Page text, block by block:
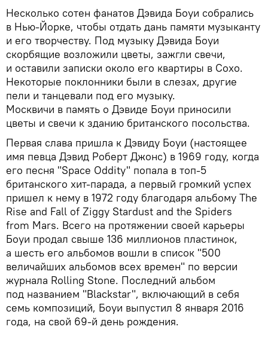
Несколько сотен фанатов Дэвида Боуи собрались
в Нью-Йорке, чтобы отдать дань памяти музыканту
и его творчеству. Под музыку Дэвида Боуи
скорбящие возложили цветы, зажгли свечи,
и оставили записки около его квартиры в Сохо.
Некоторые поклонники были в слезах, другие
пели и танцевали под его музыку.
Москвичи в память о Дэвиде Боуи приносили
цветы и свечи к зданию британского посольства.
Первая слава пришла к Дэвиду Боуи (настоящее
имя певца Дэвид Роберт Джонс) в 1969 году, когда
его песня "Space Oddity" попала в топ-5
британского хит-парада, а первый громкий успех
пришел к нему в 1972 году благодаря альбому The
Rise and Fall of Ziggy Stardust and the Spiders
from Mars. Всего на протяжении своей карьеры
Боуи продал свыше 136 миллионов пластинок,
а шесть его альбомов вошли в список "500
величайших альбомов всех времен" по версии
журнала Rolling Stone. Последний альбом
под названием "Blackstar", включающий в себя
семь композиций, Боуи выпустил 8 января 2016
года, на свой 69-й день рождения.